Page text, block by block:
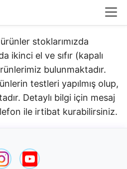
stoklarımızda
ikinci el ve sıfır (kapalı
bulunmaktadır.​
testleri yapılmış olup,
Detaylı bilgi için mesaj
ile irtibat kurabilirsiniz.